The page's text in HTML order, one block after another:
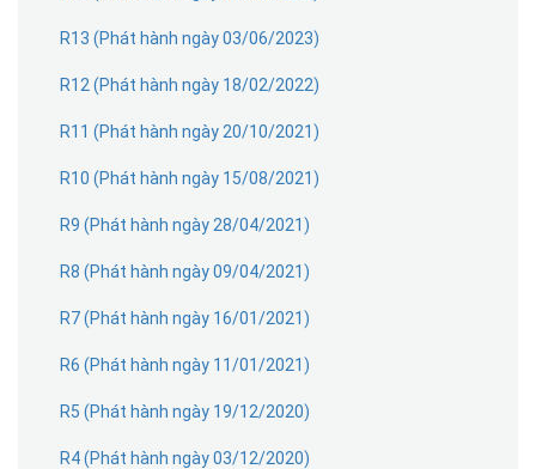
R13 (Phát hành ngày 03/06/2023)
R12 (Phát hành ngày 18/02/2022)
R11 (Phát hành ngày 20/10/2021)
R10 (Phát hành ngày 15/08/2021)
R9 (Phát hành ngày 28/04/2021)
R8 (Phát hành ngày 09/04/2021)
R7 (Phát hành ngày 16/01/2021)
R6 (Phát hành ngày 11/01/2021)
R5 (Phát hành ngày 19/12/2020)
R4 (Phát hành ngày 03/12/2020)